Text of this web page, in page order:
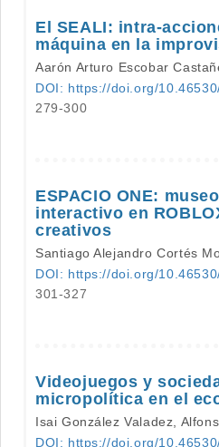
El SEALI: intra-
máquina en la
Aarón Arturo Escobar
DOI: https://doi.org/
279-300
ESPACIO ONE:
interactivo en
creativos
Santiago Alejandro Cortés
DOI: https://doi.org/
301-327
Videojuegos y
micropolítica en el
Isai González Valadez,
DOI: https://doi.org/